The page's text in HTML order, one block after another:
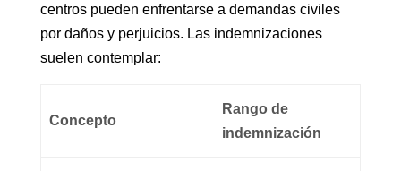
centros pueden enfrentarse a demandas civiles
por daños y perjuicios. Las indemnizaciones
suelen contemplar:
Concepto
Rango de
indemnización